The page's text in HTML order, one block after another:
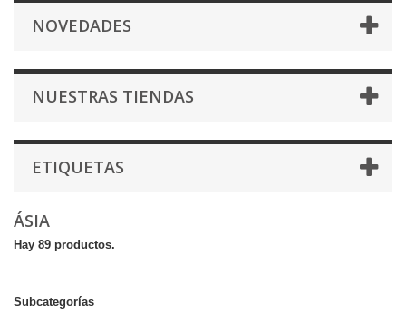
NOVEDADES
NUESTRAS TIENDAS
ETIQUETAS
ÁSIA
Hay 89 productos.
Subcategorías